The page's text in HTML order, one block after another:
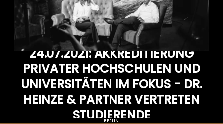
24.07.2021: AKKREDITIERUNG
PRIVATER HOCHSCHULEN UND
UNIVERSITÄTEN IM FOKUS - DR.
HEINZE & PARTNER VERTRETEN
STUDIERENDE
BERLIN